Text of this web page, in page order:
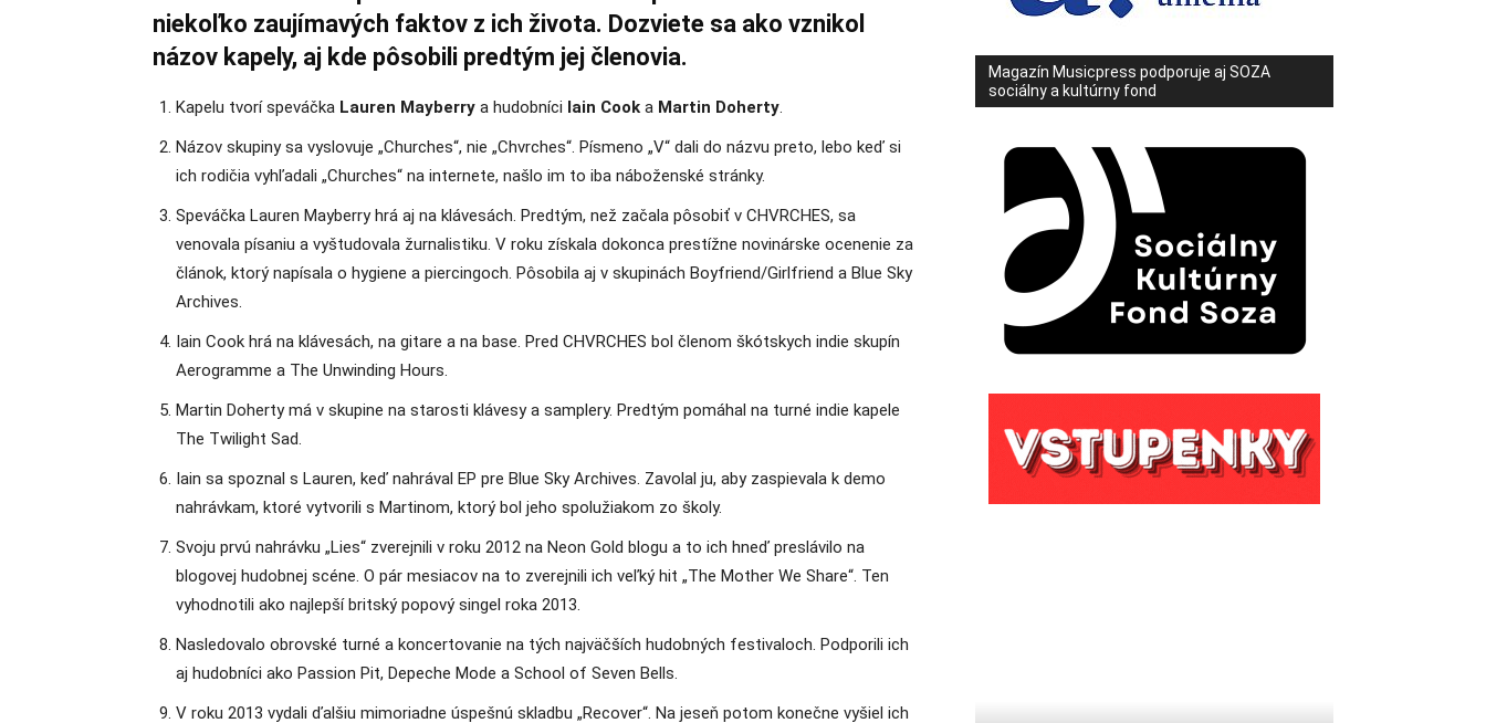
niekoľko zaujímavých faktov z ich života. Dozviete sa ako vznikol
názov kapely, aj kde pôsobili predtým jej členovia.
Kapelu tvorí speváčka Lauren Mayberry a hudobníci Iain Cook a Martin Doherty.
Názov skupiny sa vyslovuje „Churches“, nie „Chvrches“. Písmeno „V“ dali do názvu preto, lebo keď si
ich rodičia vyhľadali „Churches“ na internete, našlo im to iba náboženské stránky.
Speváčka Lauren Mayberry hrá aj na klávesách. Predtým, než začala pôsobiť v CHVRCHES, sa
venovala písaniu a vyštudovala žurnalistiku. V roku získala dokonca prestížne novinárske ocenenie za
článok, ktorý napísala o hygiene a piercingoch. Pôsobila aj v skupinách Boyfriend/Girlfriend a Blue Sky
Archives.
Iain Cook hrá na klávesách, na gitare a na base. Pred CHVRCHES bol členom škótskych indie skupín
Aerogramme a The Unwinding Hours.
Martin Doherty má v skupine na starosti klávesy a samplery. Predtým pomáhal na turné indie kapele
The Twilight Sad.
Iain sa spoznal s Lauren, keď nahrával EP pre Blue Sky Archives. Zavolal ju, aby zaspievala k demo
nahrávkam, ktoré vytvorili s Martinom, ktorý bol jeho spolužiakom zo školy.
Svoju prvú nahrávku „Lies“ zverejnili v roku 2012 na Neon Gold blogu a to ich hneď preslávilo na
blogovej hudobnej scéne. O pár mesiacov na to zverejnili ich veľký hit „The Mother We Share“. Ten
vyhodnotili ako najlepší britský popový singel roka 2013.
Nasledovalo obrovské turné a koncertovanie na tých najväčších hudobných festivaloch. Podporili ich
aj hudobníci ako Passion Pit, Depeche Mode a School of Seven Bells.
V roku 2013 vydali ďalšiu mimoriadne úspešnú skladbu „Recover“. Na jeseň potom konečne vyšiel ich
Magazín Musicpress podporuje aj SOZA
sociálny a kultúrny fond